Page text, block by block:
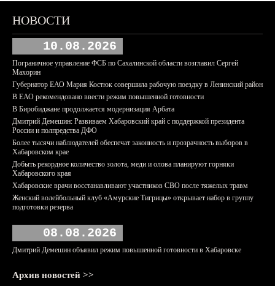
НОВОСТИ
10.08.2026
Пограничное управление ФСБ по Сахалинской области возглавил Сергей
Махорин
Губернатор ЕАО Мария Костюк совершила рабочую поездку в Ленинский район
В ЕАО рекомендовано ввести режим повышенной готовности
В Биробиджане продолжается модернизация Арбата
Дмитрий Демешин: Развиваем Хабаровский край с поддержкой президента
России и полпредства ДФО
Более тысячи наблюдателей обеспечат законность и прозрачность выборов в
Хабаровском крае
Добыть рекордное количество золота, меди и олова планируют горняки
Хабаровского края
Хабаровские врачи восстанавливают участников СВО после тяжелых травм
Женский волейбольный клуб «Амурские Тигрицы» открывает набор в группу
подготовки резерва
08.08.2026
Дмитрий Демешин объявил режим повышенной готовности в Хабаровске
Архив новостей >>